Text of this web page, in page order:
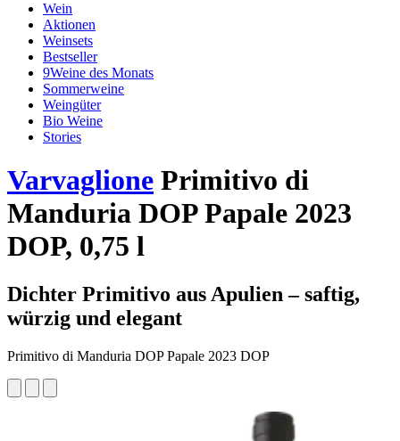
Wein
Aktionen
Weinsets
Bestseller
9Weine des Monats
Sommerweine
Weingüter
Bio Weine
Stories
Varvaglione Primitivo di
Manduria DOP Papale 2023
DOP, 0,75 l
Dichter Primitivo aus Apulien – saftig,
würzig und elegant
Primitivo di Manduria DOP Papale 2023 DOP